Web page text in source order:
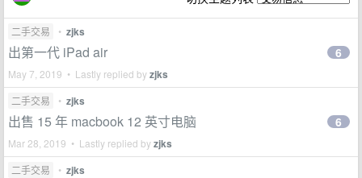
二手交易 • zjks
出第一代 iPad air
May 7, 2019 • Lastly replied byzjks
6
二手交易 • zjks
出售 15 年 macbook 12 英寸电脑
Mar 28, 2019 • Lastly replied byzjks
6
二手交易 • zjks